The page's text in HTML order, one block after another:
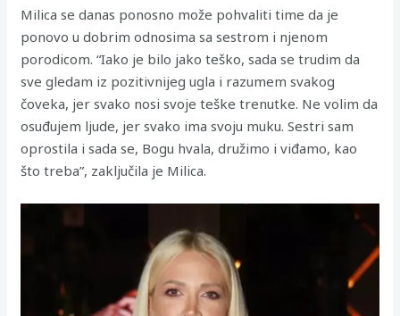
Milica se danas ponosno može pohvaliti time da je
ponovo u dobrim odnosima sa sestrom i njenom
porodicom. “Iako je bilo jako teško, sada se trudim da
sve gledam iz pozitivnijeg ugla i razumem svakog
čoveka, jer svako nosi svoje teške trenutke. Ne volim da
osuđujem ljude, jer svako ima svoju muku. Sestri sam
oprostila i sada se, Bogu hvala, družimo i viđamo, kao
što treba”, zaključila je Milica.